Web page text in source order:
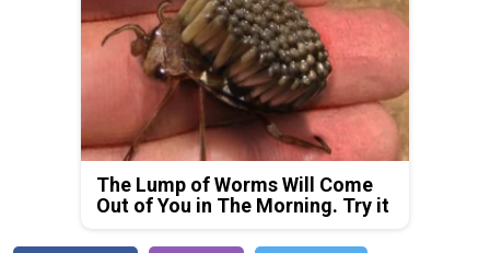
The Lump of Worms Will Come
Out of You in The Morning. Try it